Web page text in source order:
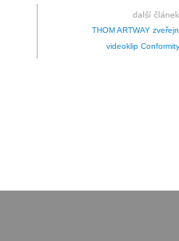
THOM ARTWAY
videoklip